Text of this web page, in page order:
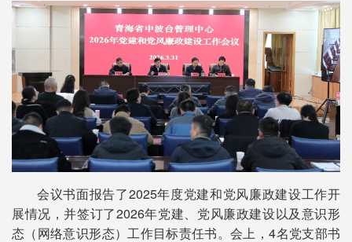
会议书面报告了2025年度党建和党风廉政建设工作开
展情况，并签订了2026年党建、党风廉政建设以及意识形
态（网络意识形态）工作目标责任书。会上，4名党支部书